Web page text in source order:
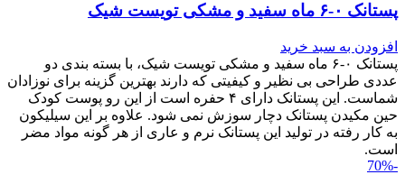
پستانک ۰-۶ ماه سفید و مشکی تویست شیک
افزودن به سبد خرید
پستانک ۰-۶ ماه سفید و مشکی تویست شیک، با بسته بندی دو
عددی طراحی بی نظیر و کیفیتی که دارند بهترین گزینه برای نوزادان
شماست. این پستانک دارای ۴ حفره است از این رو پوست کودک
حین مکیدن پستانک دچار سوزش نمی شود. علاوه بر این سیلیکون
به کار رفته در تولید این پستانک نرم و عاری از هر گونه مواد مضر
است.
-70%